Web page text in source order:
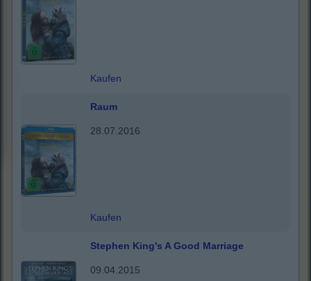
Kaufen
Raum
28.07.2016
Kaufen
Stephen King's A Good Marriage
09.04.2015